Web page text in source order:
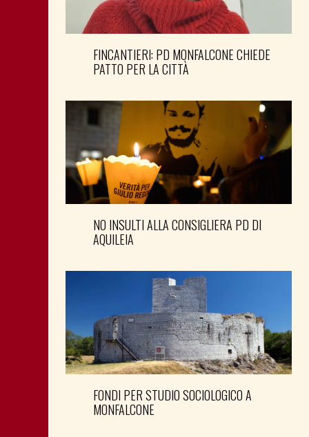
FINCANTIERI: PD MONFALCONE CHIEDE
PATTO PER LA CITTÀ
NO INSULTI ALLA CONSIGLIERA PD DI
AQUILEIA
FONDI PER STUDIO SOCIOLOGICO A
MONFALCONE